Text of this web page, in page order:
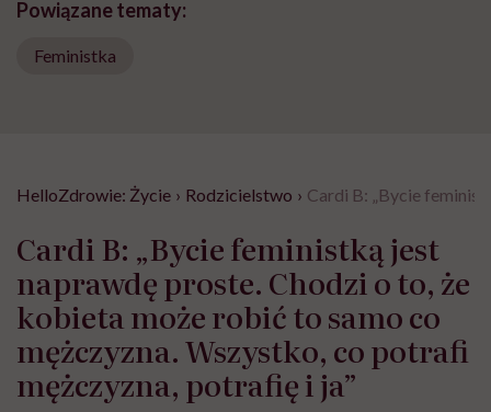
Powiązane tematy:
Feministka
HelloZdrowie: Życie › Rodzicielstwo › Cardi B: „Bycie
Cardi B: „Bycie feministką jest
naprawdę proste. Chodzi o to, że
kobieta może robić to samo co
mężczyzna. Wszystko, co potrafi
mężczyzna, potrafię i ja”